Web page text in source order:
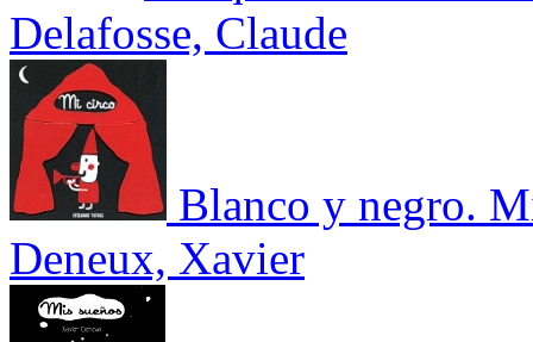
Delafosse, Claude
Blanco y negro.
Deneux, Xavier